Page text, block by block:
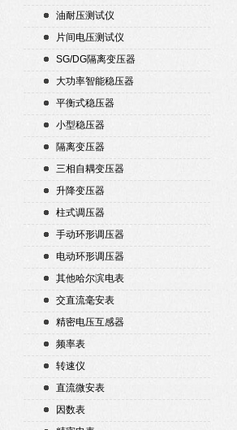
油耐压测试仪
片间电压测试仪
SG/DG隔离变压器
大功率智能稳压器
平衡式稳压器
小型稳压器
隔离变压器
三相自耦变压器
升降变压器
柱式调压器
手动环形调压器
电动环形调压器
其他哈尔滨电表
交直流毫安表
精密电压互感器
频率表
转速仪
直流微安表
因数表